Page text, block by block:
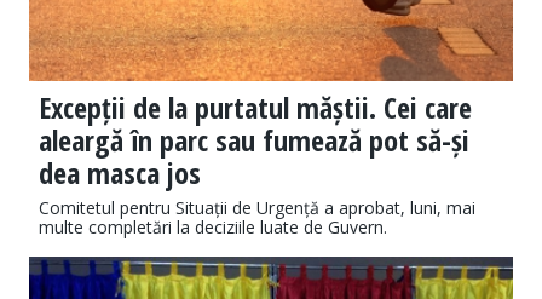
Excepții de la purtatul măștii. Cei care
aleargă în parc sau fumează pot să-și
dea masca jos
Comitetul pentru Situații de Urgență a aprobat, luni, mai
multe completări la deciziile luate de Guvern.